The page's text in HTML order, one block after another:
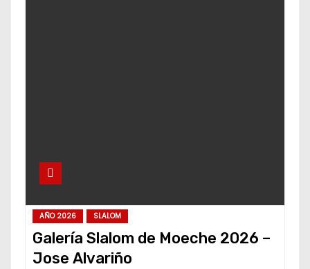
AÑO 2026 SLALOM
Galería Slalom de Moeche 2026 –
Jose Alvariño